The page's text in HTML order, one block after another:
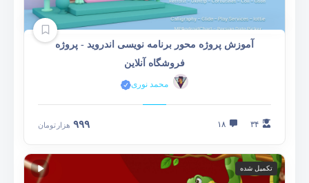
آموزش پروژه محور برنامه نویسی اندروید - پروژه
فروشگاه آنلاین
محمد نوری
۳۴ ۱۸ ۹۹۹ هزار تومان
تکمیل شده